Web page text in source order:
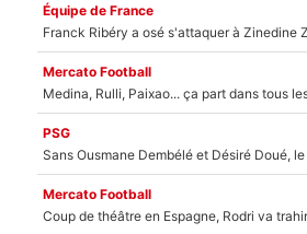
Équipe de France
Mercato Football
PSG
Mercato Football